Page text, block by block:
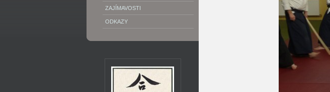
ZAJÍMAVOSTI
ODKAZY